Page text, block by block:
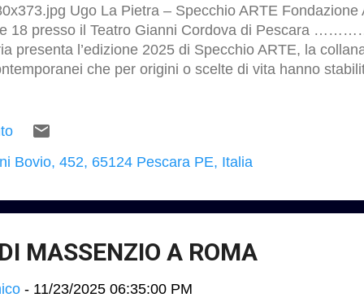
Ugo La Pietra – Specchio ARTE
18 presso il Teatro Gianni Cordova di Pescara
presenta l’edizione 2025 di Specchio ARTE, la
che per origini o scelte di vita hanno
di Pescara. I Curatori del progetto, insieme al
protagonista eclettico della scena artistica
carriera a superare i confini tra arte, architettura,
Bovio, 452, 65124 Pescara PE, Italia
MASSENZIO A ROMA
- 11/23/2025 06:35:00 PM